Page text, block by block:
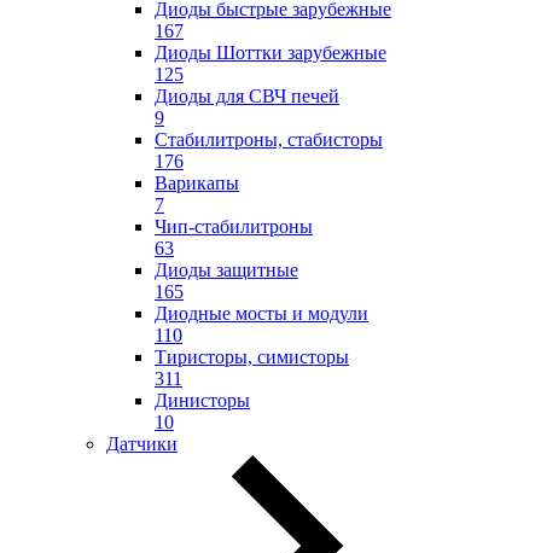
Диоды быстрые зарубежные
167
Диоды Шоттки зарубежные
125
Диоды для СВЧ печей
9
Стабилитроны, стабисторы
176
Варикапы
7
Чип-стабилитроны
63
Диоды защитные
165
Диодные мосты и модули
110
Тиристоры, симисторы
311
Динисторы
10
Датчики